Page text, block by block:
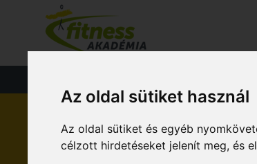
Az oldal sütiket használ
Az oldal sütiket és egyéb
célzott hirdetéseket jelenít meg, és
HÍREK